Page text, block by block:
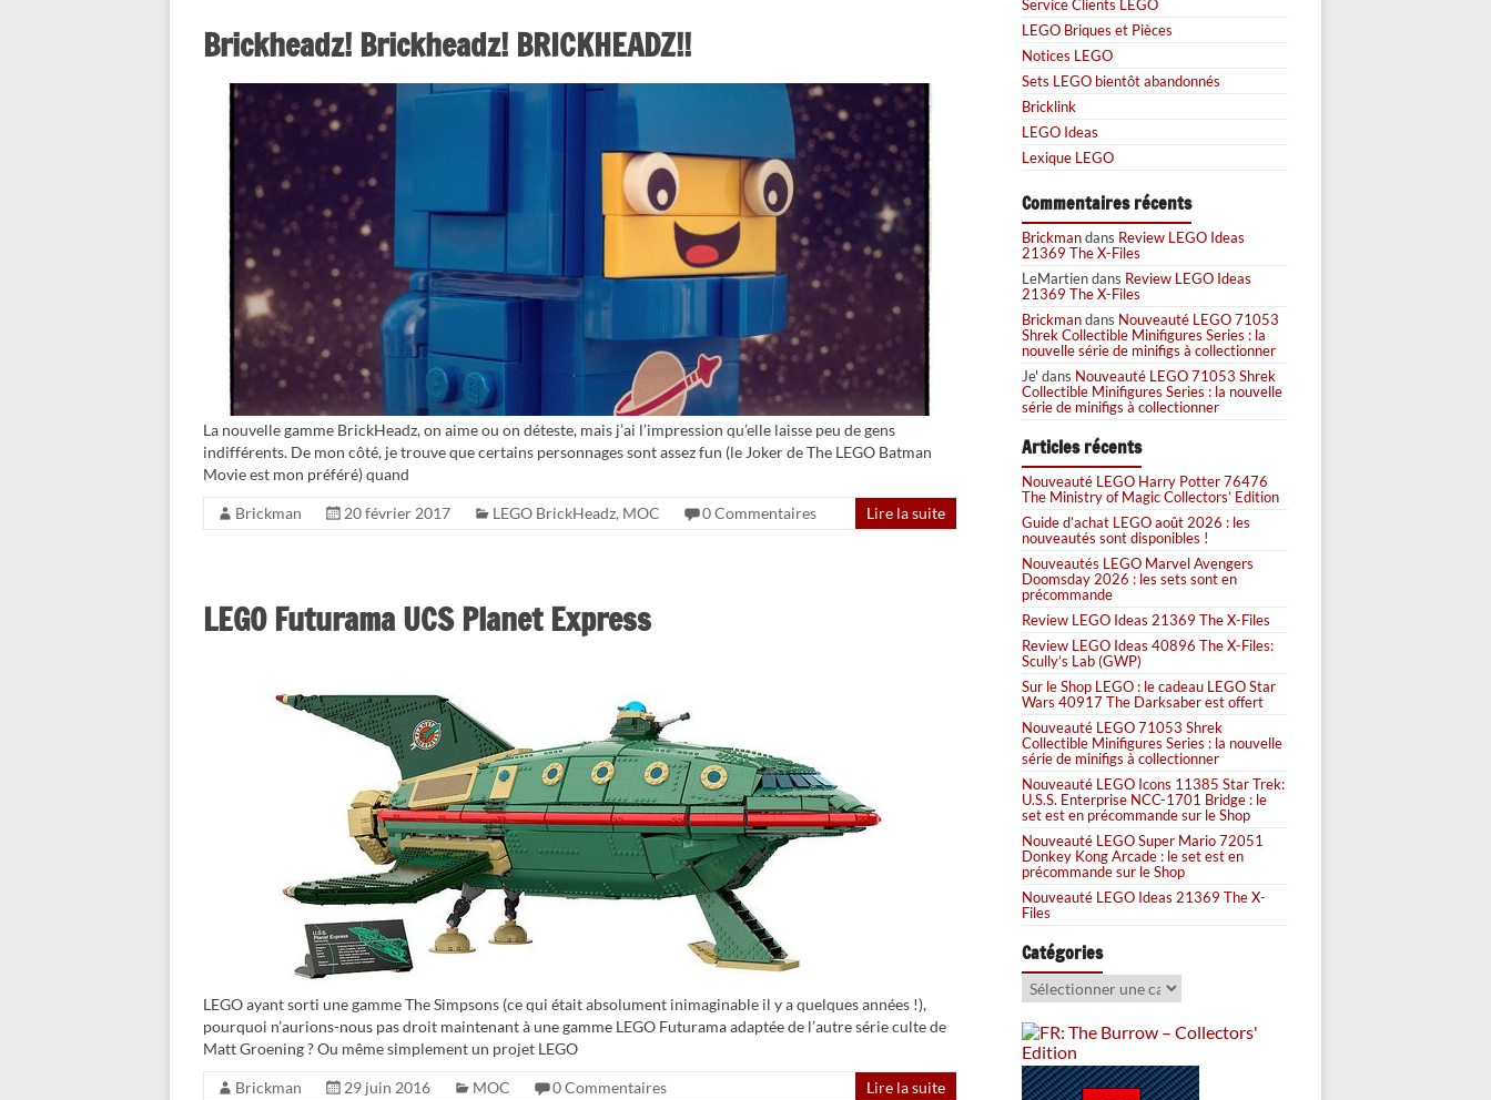
Brickheadz! Brickheadz! BRICKHEADZ!!
La nouvelle gamme BrickHeadz, on aime ou on déteste, mais j’ai l’impression qu’elle laisse peu de gens
indifférents. De mon côté, je trouve que certains personnages sont assez fun (le Joker de The LEGO Batman
Movie est mon préféré) quand
Brickman 20 février 2017 LEGO BrickHeadz, MOC 0 Commentaires Lire la suite
LEGO Futurama UCS Planet Express
LEGO ayant sorti une gamme The Simpsons (ce qui était absolument inimaginable il y a quelques années !),
pourquoi n’aurions-nous pas droit maintenant à une gamme LEGO Futurama adaptée de l’autre série culte de
Matt Groening ? Ou même simplement un projet LEGO
Brickman 29 juin 2016 MOC 0 Commentaires Lire la suite
Service Clients LEGO
LEGO Briques et Pièces
Notices LEGO
Sets LEGO bientôt abandonnés
Bricklink
LEGO Ideas
Lexique LEGO
Commentaires récents
Brickmandans Review LEGO Ideas
21369 The X-Files
LeMartiendans Review LEGO Ideas
21369 The X-Files
Brickmandans Nouveauté LEGO 71053
Shrek Collectible Minifigures Series : la
nouvelle série de minifigs à collectionner
Je' dans Nouveauté LEGO 71053 Shrek
Collectible Minifigures Series : la nouvelle
série de minifigs à collectionner
Articles récents
Nouveauté LEGO Harry Potter 76476
The Ministry of Magic Collectors’ Edition
Guide d’achat LEGO août 2026 : les
nouveautés sont disponibles !
Nouveautés LEGO Marvel Avengers
Doomsday 2026 : les sets sont en
précommande
Review LEGO Ideas 21369 The X-Files
Review LEGO Ideas 40896 The X-Files:
Scully’s Lab (GWP)
Sur le Shop LEGO : le cadeau LEGO Star
Wars 40917 The Darksaber est offert
Nouveauté LEGO 71053 Shrek
Collectible Minifigures Series : la nouvelle
série de minifigs à collectionner
Nouveauté LEGO Icons 11385 Star Trek:
U.S.S. Enterprise NCC-1701 Bridge : le
set est en précommande sur le Shop
Nouveauté LEGO Super Mario 72051
Donkey Kong Arcade : le set est en
précommande sur le Shop
Nouveauté LEGO Ideas 21369 The X-
Files
Catégories
Catégories